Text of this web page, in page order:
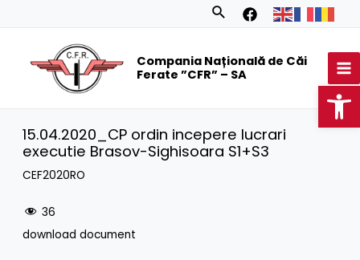
Search
Compania Națională de Căi
Ferate ”CFR” – SA
15.04.2020_CP ordin incepere lucrari
executie Brasov-Sighisoara S1+S3
CEF2020RO
36
download document